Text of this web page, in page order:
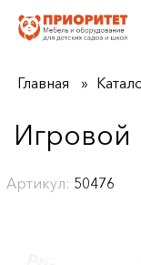
Главная
Игровой
Артикул: 50476